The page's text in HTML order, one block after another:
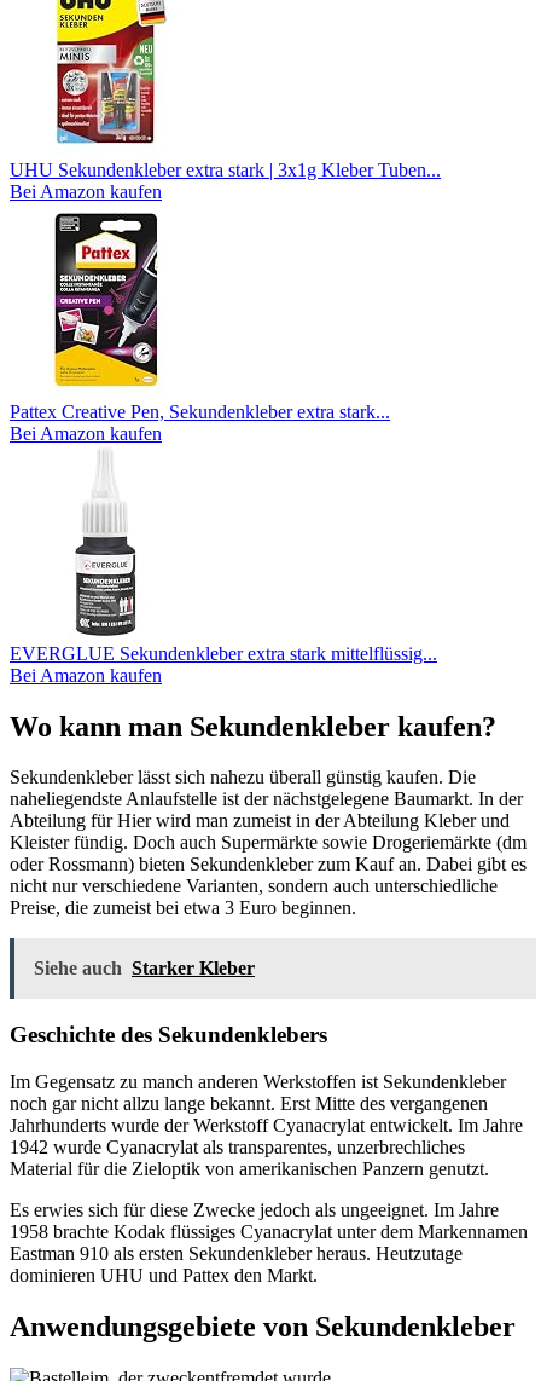
UHU Sekundenkleber extra stark | 3x1g Kleber Tuben...
Bei Amazon kaufen
Pattex Creative Pen, Sekundenkleber extra stark...
Bei Amazon kaufen
EVERGLUE Sekundenkleber extra stark mittelflüssig...
Bei Amazon kaufen
Wo kann man Sekundenkleber kaufen?
Sekundenkleber lässt sich nahezu überall günstig kaufen. Die
naheliegendste Anlaufstelle ist der nächstgelegene Baumarkt. In der
Abteilung für Hier wird man zumeist in der Abteilung Kleber und
Kleister fündig. Doch auch Supermärkte sowie Drogeriemärkte (dm
oder Rossmann) bieten Sekundenkleber zum Kauf an. Dabei gibt es
nicht nur verschiedene Varianten, sondern auch unterschiedliche
Preise, die zumeist bei etwa 3 Euro beginnen.
Siehe auch Starker Kleber
Geschichte des Sekundenklebers
Im Gegensatz zu manch anderen Werkstoffen ist Sekundenkleber
noch gar nicht allzu lange bekannt. Erst Mitte des vergangenen
Jahrhunderts wurde der Werkstoff Cyanacrylat entwickelt. Im Jahre
1942 wurde Cyanacrylat als transparentes, unzerbrechliches
Material für die Zieloptik von amerikanischen Panzern genutzt.
Es erwies sich für diese Zwecke jedoch als ungeeignet. Im Jahre
1958 brachte Kodak flüssiges Cyanacrylat unter dem Markennamen
Eastman 910 als ersten Sekundenkleber heraus. Heutzutage
dominieren UHU und Pattex den Markt.
Anwendungsgebiete von Sekundenkleber